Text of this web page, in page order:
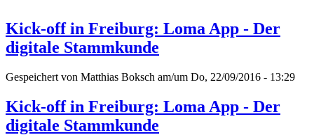
Kick-off in Freiburg: Loma App - Der
digitale Stammkunde
Gespeichert von Matthias Boksch am/um Do, 22/09/2016 - 13:29
Kick-off in Freiburg: Loma App - Der
digitale Stammkunde